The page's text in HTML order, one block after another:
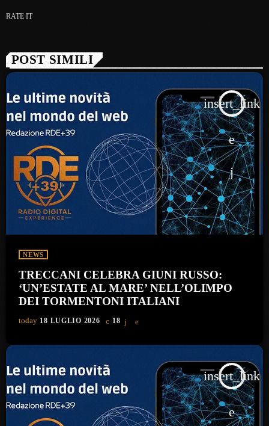
RATE IT
POST SIMILI
insert_link
NEWS
TRECCANI CELEBRA GIUNI RUSSO:
‘UN’ESTATE AL MARE’ NELL’OLIMPO
DEI TORMENTONI ITALIANI
today 18 LUGLIO 2026 18
insert_link